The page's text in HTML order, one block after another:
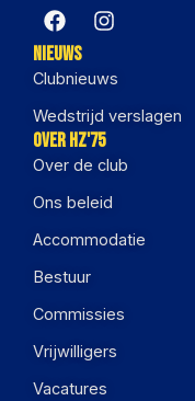
Nieuws
Clubnieuws
Wedstrijd verslagen
Over HZ'75
Over de club
Ons beleid
Accommodatie
Bestuur
Commissies
Vrijwilligers
Vacatures